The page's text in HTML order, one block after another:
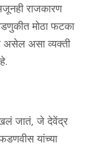
राजकारण
मोठा फटका
असेल असा व्यक्ती
जातं, जे देवेंद्र
यांच्या